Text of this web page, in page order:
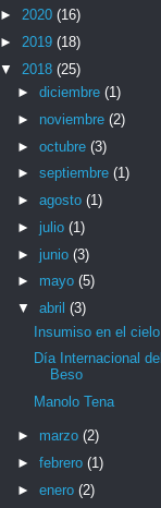
► 2020 (16)
► 2019 (18)
▼ 2018 (25)
► diciembre (1)
► noviembre (2)
► octubre (3)
► septiembre (1)
► agosto (1)
► julio (1)
► junio (3)
► mayo (5)
▼ abril (3)
Insumiso en el cielo
Día Internacional del
Beso
Manolo Tena
► marzo (2)
► febrero (1)
► enero (2)